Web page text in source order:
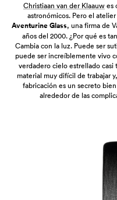
Christiaan van der Klaauwes
astronómicos. Pero el
Aventurine Glass, una firma de
años del 2000. ¿Por qué es
Cambia con la luz. Puede ser
puede ser increíblemente vivo
verdadero cielo estrellado casi
material muy difícil de trabajar
fabricación es un secreto
alrededor de las